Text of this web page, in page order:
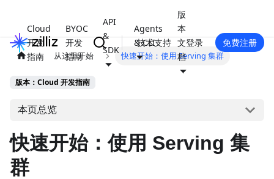
Cloud
开发
指南
BYOC
开发
指南
API
&
SDK
Agents
& CLI
版
本
文
档
技术支持 登录 免费注册
从这里开始 快速开始：使用 Serving 集群
版本：Cloud 开发指南
本页总览
快速开始：使用 Serving 集
群